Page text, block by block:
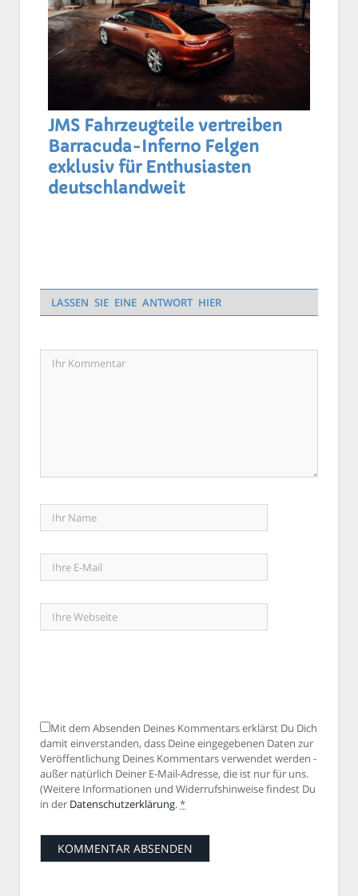
JMS Fahrzeugteile vertreiben
Barracuda-Inferno Felgen
exklusiv für Enthusiasten
deutschlandweit
LASSEN SIE EINE ANTWORT HIER
Mit dem Absenden Deines Kommentars erklärst Du Dich
damit einverstanden, dass Deine eingegebenen Daten zur
Veröffentlichung Deines Kommentars verwendet werden -
außer natürlich Deiner E-Mail-Adresse, die ist nur für uns.
(Weitere Informationen und Widerrufshinweise findest Du
in der Datenschutzerklärung. *